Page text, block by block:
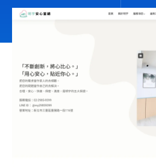
數位成長與技術專欄
立即諮詢